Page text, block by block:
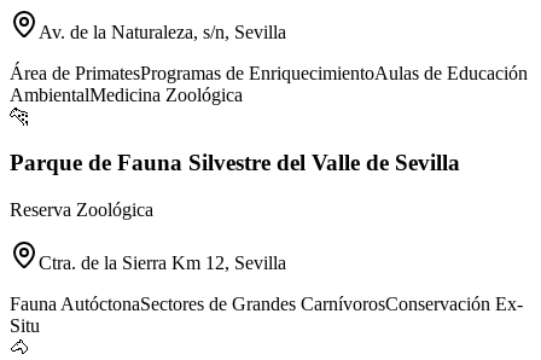
Av. de la Naturaleza, s/n, Sevilla
Área de PrimatesProgramas de EnriquecimientoAulas de Educación
AmbientalMedicina Zoológica
🐆
Parque de Fauna Silvestre del Valle de Sevilla
Reserva Zoológica
Ctra. de la Sierra Km 12, Sevilla
Fauna AutóctonaSectores de Grandes CarnívorosConservación Ex-
Situ
🐴